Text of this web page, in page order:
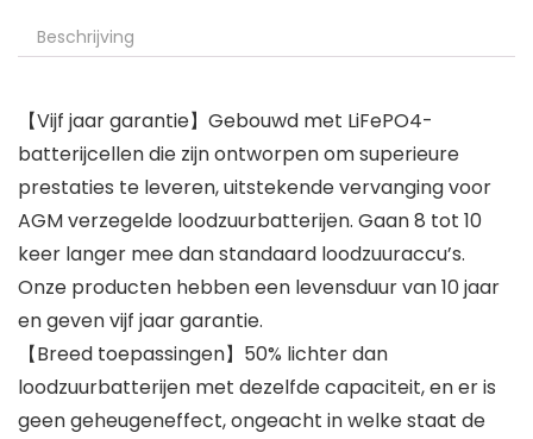
Beschrijving
【Vijf jaar garantie】Gebouwd met LiFePO4-
batterijcellen die zijn ontworpen om superieure
prestaties te leveren, uitstekende vervanging voor
AGM verzegelde loodzuurbatterijen. Gaan 8 tot 10
keer langer mee dan standaard loodzuuraccu’s.
Onze producten hebben een levensduur van 10 jaar
en geven vijf jaar garantie.
【Breed toepassingen】50% lichter dan
loodzuurbatterijen met dezelfde capaciteit, en er is
geen geheugeneffect, ongeacht in welke staat de